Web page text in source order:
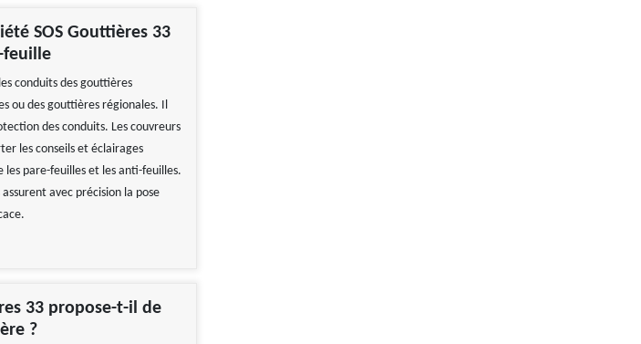
SOS Gouttières 33
feuille
conduits des gouttières
ou des gouttières régionales. Il
des conduits. Les couvreurs
les conseils et éclairages
les pare-feuilles et les anti-feuilles.
avec précision la pose
33 propose-t-il de
?